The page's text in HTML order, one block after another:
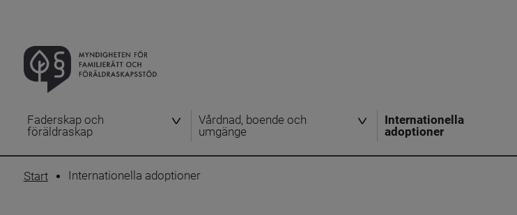
Faderskap och
föräldraskap
Vårdnad, boende och
umgänge
Internationella
adoptioner
Start Internationella adoptioner